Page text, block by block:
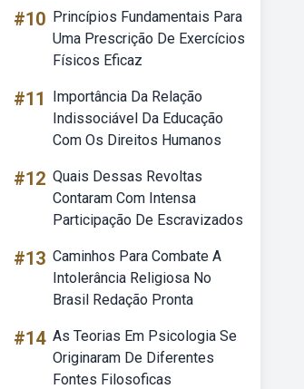
#10 Princípios Fundamentais Para
Uma Prescrição De Exercícios
Físicos Eficaz
#11
Importância Da Relação
Indissociável Da Educação
Com Os Direitos Humanos
#12 Quais Dessas Revoltas
Contaram Com Intensa
Participação De Escravizados
#13 Caminhos Para Combate A
Intolerância Religiosa No
Brasil Redação Pronta
#14 As Teorias Em Psicologia Se
Originaram De Diferentes
Fontes Filosoficas